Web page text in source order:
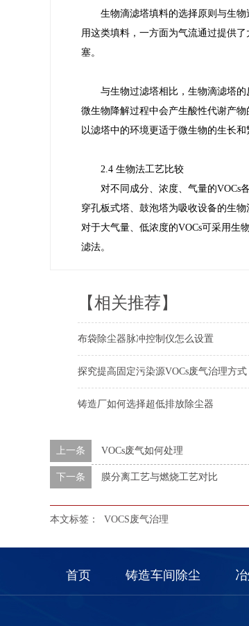
生物滴滤塔填料的选择原则与生
用这类填料，一方面为气流通过提供
塞。
与生物过滤塔相比，生物滴滤塔
微生物降解过程中会产生酸性代谢产
以滤塔中的环境更适于微生物的生长
2.4 生物法工艺比较
对不同成分、浓度、气量的VOCs
穿孔板式塔、鼓泡塔为吸收设备的生
对于大气量、低浓度的VOCs可采用生
滤法。
【相关推荐】
布袋除尘器脉冲控制仪怎么设置
探究提高固定污染源VOCs废气治理方式
铸造厂如何选择超低排放除尘器
上一条 VOCs废气如何处理
下一条 膜分离工艺与燃烧工艺对比
本文标签： VOCS废气治理
首页 铸造车间除尘